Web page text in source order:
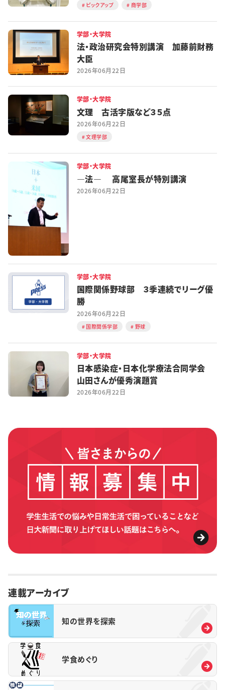
ピックアップ 商学部
学部・大学院
法・政治研究会特別講演 加藤前財務
大臣
2026年06月22日
学部・大学院
文理 古活字版など３５点
2026年06月22日
文理学部
学部・大学院
―法― 高尾室長が特別講演
2026年06月22日
学部・大学院
国際関係野球部 ３季連続でリーグ優
勝
2026年06月22日
国際関係学部 野球
学部・大学院
日本感染症・日本化学療法合同学会
山田さんが優秀演題賞
2026年06月22日
連載アーカイブ
知の世界を探索
学食めぐり